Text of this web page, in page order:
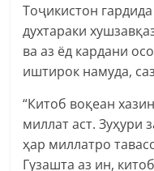
Тоҷикистон
духтараки
ва аз ёд кардани
иштирок намуда,
“Китоб воқеан
миллат аст. Зуҳури
ҳар миллатро
Гузашта аз ин,